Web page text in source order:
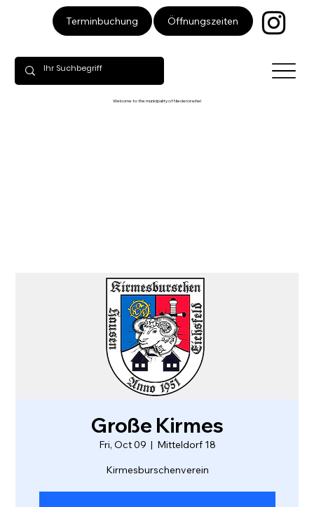
Terminbuchung Öffnungszeiten
Welcome to the municipality of Niederorschel
Große Kirmes
Fri, Oct 09
  |
Mitteldorf 18